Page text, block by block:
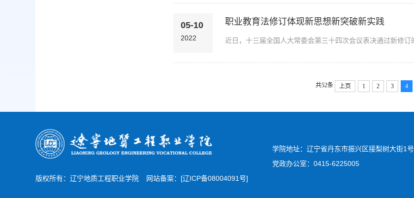
05-10
2022
职业教育法修订体现新思想新突破新实践
共52条 上页 1 2 3 4
学院地址：辽宁省丹东市振兴区接梨树大街1号
党政办公室：0415-6225005
版权所有：辽宁地质工程职业学院
网站备案：[辽ICP备08004091号]